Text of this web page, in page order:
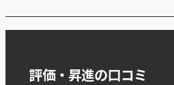
評価・昇進の口コミ